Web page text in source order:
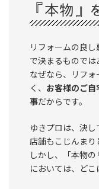
『本物』
リフォームの良
で決まるものでは
なぜなら、リフ
く、 お客様のご
事だからです。
ゆきプロは、決し
店舗もこじんまり
しかし、「本物
においては、どこ